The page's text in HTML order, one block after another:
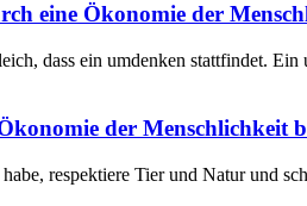
eine Ökonomie der
dass ein umdenken stattfindet.
der Menschlichkeit
respektiere Tier und Natur und